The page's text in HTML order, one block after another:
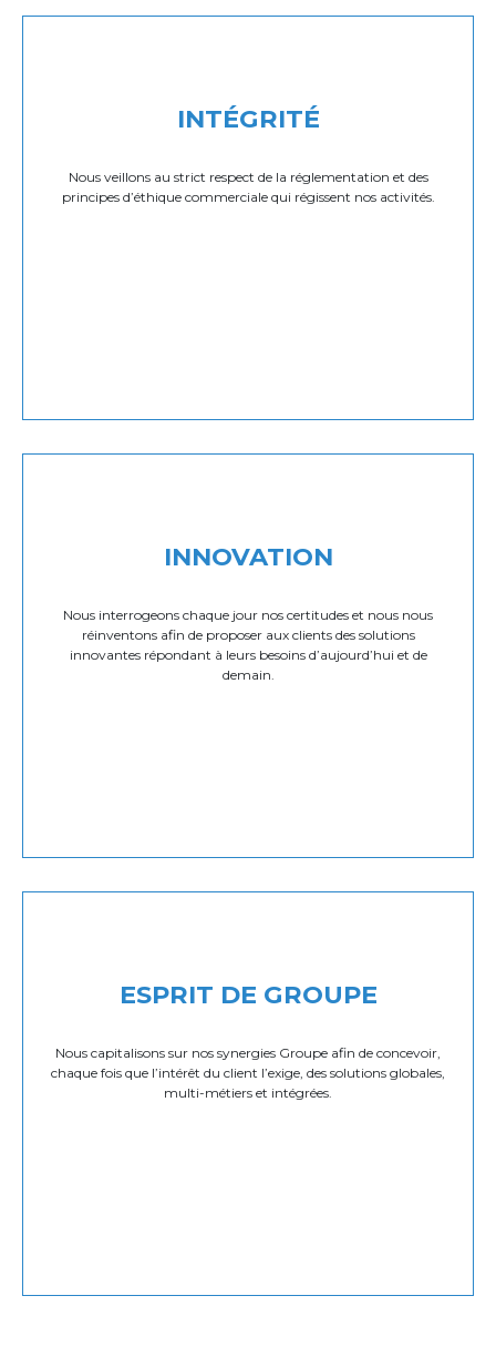
INTÉGRITÉ
Nous veillons au strict respect de la réglementation et des
principes d’éthique commerciale qui régissent nos activités.
INNOVATION
Nous interrogeons chaque jour nos certitudes et nous nous
réinventons afin de proposer aux clients des solutions
innovantes répondant à leurs besoins d’aujourd’hui et de
demain.
ESPRIT DE GROUPE
Nous capitalisons sur nos synergies Groupe afin de concevoir,
chaque fois que l’intérêt du client l’exige, des solutions globales,
multi-métiers et intégrées.